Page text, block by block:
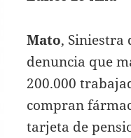
Mato, Siniestra
denuncia que
200.000
compran
tarjeta de